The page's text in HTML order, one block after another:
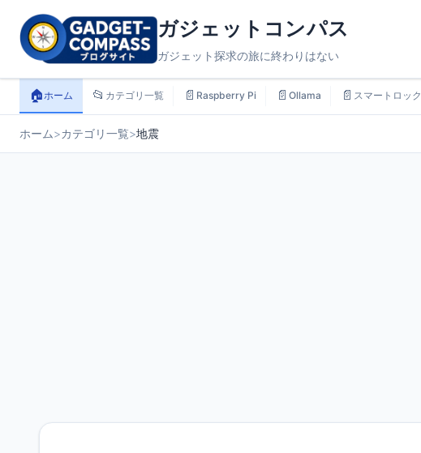
ガジェットコンパス
ガジェット探求の旅に終わりはない
🏠ホーム 📂 カテゴリ一覧 📄 Raspberry Pi 📄 Ollama 📄 スマートロック
ホーム>カテゴリ一覧>地震